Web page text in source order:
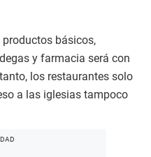
básicos,
y farmacia será con
los restaurantes solo
a las iglesias tampoco